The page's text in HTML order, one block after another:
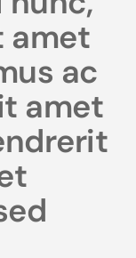
amet
ac
amet